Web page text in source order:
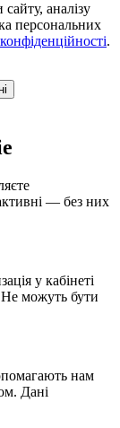
аналізу
персональних
.
— без них
у кабінеті
Не можуть бути
нам
Дані